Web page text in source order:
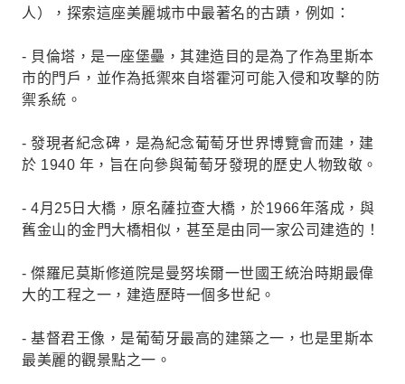
人），探索這座美麗城市中最著名的古蹟，例如：
- 貝倫塔，是一座堡壘，其建造目的是為了作為里斯本
市的門戶，並作為抵禦來自塔霍河可能入侵和攻擊的防
禦系統。
- 發現者紀念碑，是為紀念葡萄牙世界博覽會而建，建
於 1940 年，旨在向參與葡萄牙發現的歷史人物致敬。
- 4月25日大橋，原名薩拉查大橋，於1966年落成，與
舊金山的金門大橋相似，甚至是由同一家公司建造的！
- 傑羅尼莫斯修道院是曼努埃爾一世國王統治時期最偉
大的工程之一，建造歷時一個多世紀。
- 基督君王像，是葡萄牙最高的建築之一，也是里斯本
最美麗的觀景點之一。